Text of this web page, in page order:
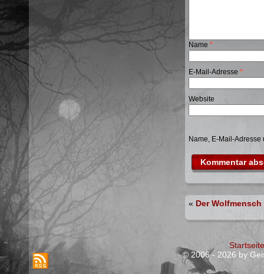
Name *
E-Mail-Adresse *
Website
Name, E-Mail-
« Der
Startseite
© 2006 - 2026 by